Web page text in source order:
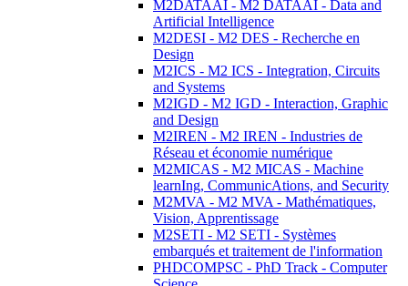
M2DATAAI - M2 DATAAI - Data and
Artificial Intelligence
M2DESI - M2 DES - Recherche en
Design
M2ICS - M2 ICS - Integration, Circuits
and Systems
M2IGD - M2 IGD - Interaction, Graphic
and Design
M2IREN - M2 IREN - Industries de
Réseau et économie numérique
M2MICAS - M2 MICAS - Machine
learnIng, CommunicAtions, and Security
M2MVA - M2 MVA - Mathématiques,
Vision, Apprentissage
M2SETI - M2 SETI - Systèmes
embarqués et traitement de l'information
PHDCOMPSC - PhD Track - Computer